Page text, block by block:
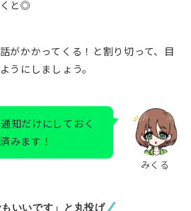
と◎
がかかってくる！と割り切って、目
うにしましょう。
みくる
知だけにしておく
みます！
もいいです」と丸投げ